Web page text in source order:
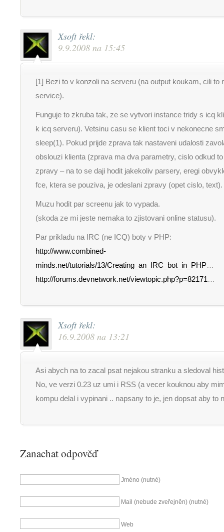
Xsoft řekl:
9.9.2008 na 15:45
[1] Bezi to v konzoli na serveru (na output koukam, cili to
service).
Funguje to zkruba tak, ze se vytvori instance tridy s icq
k icq serveru). Vetsinu casu se klient toci v nekonecne
sleep(1). Pokud prijde zprava tak nastaveni udalosti
obslouzi klienta (zprava ma dva parametry, cislo odkud
zpravy – na to se daji hodit jakekoliv parsery, eregi
fce, ktera se pouziva, je odeslani zpravy (opet cislo, text).
Muzu hodit par screenu jak to vypada.
(skoda ze mi jeste nemaka to zjistovani online statusu).
Par prikladu na IRC (ne ICQ) boty v PHP:
http://www.combined-
minds.net/tutorials/13/Creating_an_IRC_bot_in_PHP…
http://forums.devnetwork.net/viewtopic.php?p=82171…
Xsoft řekl:
16.9.2008 na 13:21
Asi abych na to zacal psat nejakou stranku a sledoval
No, ve verzi 0.23 uz umi i RSS (a vecer kouknou aby
kompu delal i vypinani .. napsany to je, jen dopsat aby to
Zanachat odpověď
Jméno (nutné)
Mail (nebude zveřejněn) (nutné)
Web